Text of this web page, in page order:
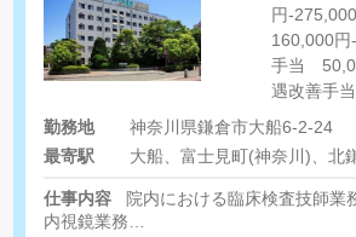
円-
160,000円
手当
遇改善手
（ベース
当）
勤務地
神奈川県鎌倉市大船6-2-24
最寄駅
大船、富士見町(神奈川)、北
仕事内容
院内における臨床検査技師業
内視鏡業務